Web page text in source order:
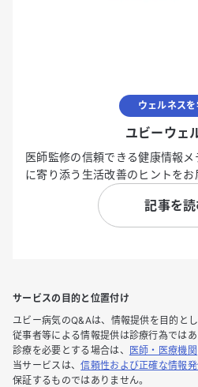
ウェルネス
ユビーウェ
医師監修の信頼できる健康情報
に寄り添う生活改善のヒントをお
記事を読
サービスの目的と位置付け
ユビー病気のQ&Aは、情報提供を目的と
従事者等による情報提供は診療行為ではあ
診療を必要とする場合は、
医師・医療機関
当サービスは、信頼性および正確な情報
保証するものではありません。